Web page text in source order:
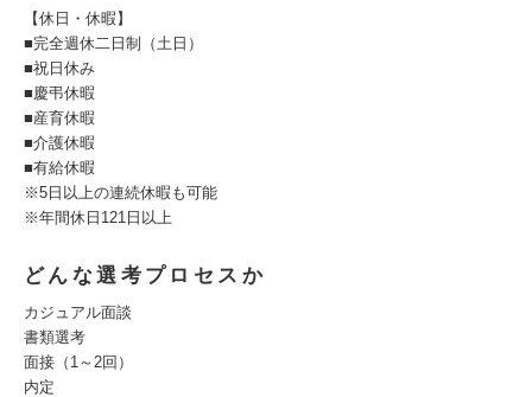
【休日・休暇】
■完全週休二日制（土日）
■祝日休み
■慶弔休暇
■産育休暇
■介護休暇
■有給休暇
※5日以上の連続休暇も可能
※年間休日121日以上
どんな選考プロセスか
カジュアル面談
書類選考
面接（1～2回）
内定